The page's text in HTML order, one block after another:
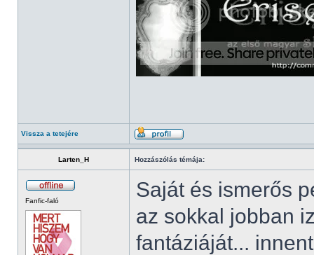
Vissza a tetejére
Larten_H Hozzászólás témája:
Fanfic-faló
Saját és ismerős
az sokkal jobban
fantáziáját...